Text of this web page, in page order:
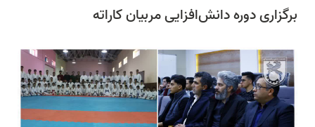
برگزاری دوره دانش‌افزایی مربیان کاراته